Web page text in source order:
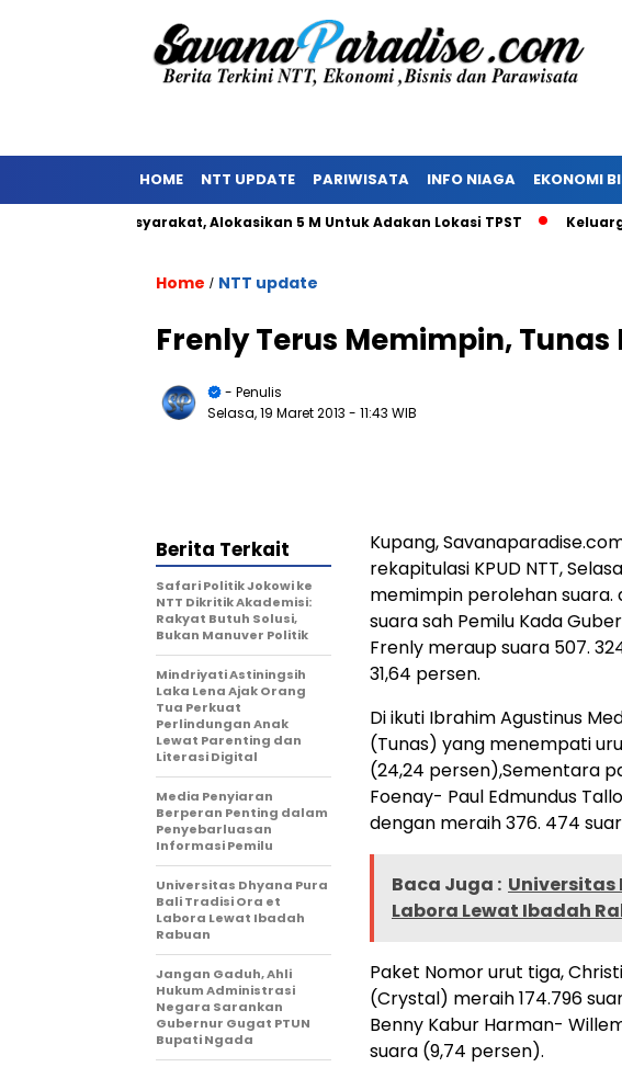
HOME NTT UPDATE PARIWISATA INFO NIAGA EKONOMI
Masyarakat, Alokasikan 5 M Untuk Adakan Lokasi TPST Keluarga
Home / NTT update
Frenly Terus Memimpin,
- Penulis
Selasa, 19 Maret 2013 - 11:43 WIB
Kupang,
rekapitulasi KPUD NTT,
memimpin perolehan suara.
suara sah Pemilu Kada
Frenly meraup suara 507.
31,64 persen.
Di ikuti Ibrahim Agustinus
(Tunas) yang menempati
(24,24 persen),Sementara
Foenay- Paul Edmundus
dengan meraih 376. 474
Baca Juga : Universitas
Labora Lewat Ibadah
Paket Nomor urut tiga,
(Crystal) meraih 174.796
Benny Kabur Harman-
suara (9,74 persen).
Berita Terkait
Safari Politik Jokowi ke
NTT Dikritik Akademisi:
Rakyat Butuh Solusi,
Bukan Manuver Politik
Mindriyati Astiningsih
Laka Lena Ajak Orang
Tua Perkuat
Perlindungan Anak
Lewat Parenting dan
Literasi Digital
Media Penyiaran
Berperan Penting dalam
Penyebarluasan
Informasi Pemilu
Universitas Dhyana Pura
Bali Tradisi Ora et
Labora Lewat Ibadah
Rabuan
Jangan Gaduh, Ahli
Hukum Administrasi
Negara Sarankan
Gubernur Gugat PTUN
Bupati Ngada